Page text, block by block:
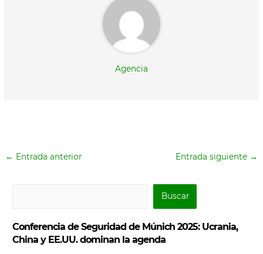
Agencia
← Entrada anterior Entrada siguiente →
s
c
Buscar
Conferencia de Seguridad de Múnich 2025: Ucrania,
China y EE.UU. dominan la agenda